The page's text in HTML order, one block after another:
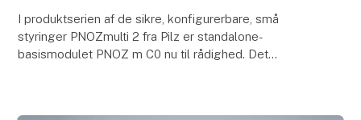
I produktserien af de sikre, konfigurerbare, små
styringer PNOZmulti 2 fra Pilz er standalone-
basismodulet PNOZ m C0 nu til rådighed. Det